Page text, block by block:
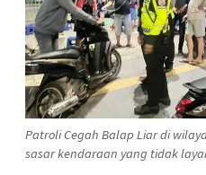
Patroli Cegah Balap Liar di
sasar kendaraan yang tidak